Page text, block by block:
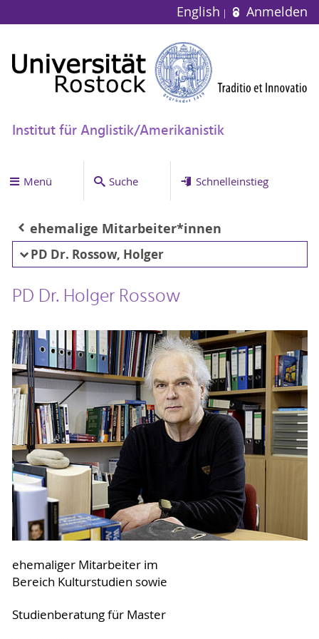
English Anmelden
Institut für Anglistik/Amerikanistik
Menü Suche Schnelleinstieg
ehemalige Mitarbeiter*innen
PD Dr. Rossow, Holger
PD Dr. Holger Rossow
ehemaliger Mitarbeiter im
Bereich Kulturstudien sowie
Studienberatung für Master